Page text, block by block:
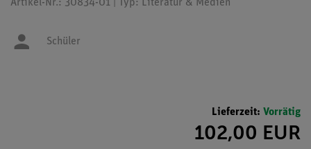
Artikel-Nr.: 30834-01 | Typ: Literatur & Medien
Schüler
Lieferzeit: Vorrätig
102,00 EUR